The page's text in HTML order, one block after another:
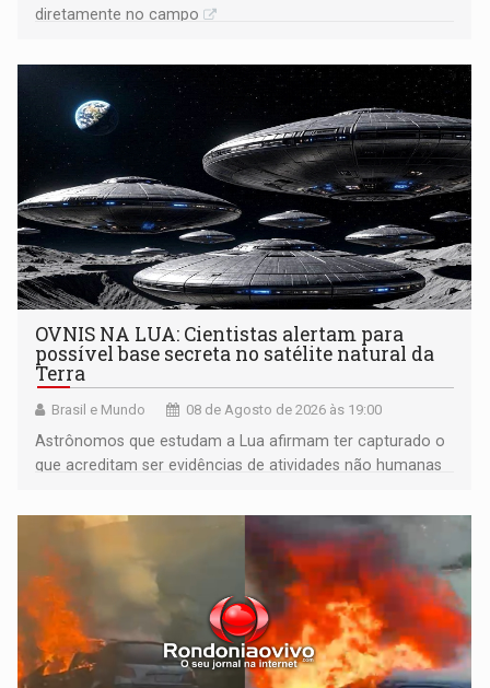
diretamente no campo
OVNIS NA LUA: Cientistas alertam para
possível base secreta no satélite natural da
Terra
Brasil e Mundo 08 de Agosto de 2026 às 19:00
Astrônomos que estudam a Lua afirmam ter capturado o
que acreditam ser evidências de atividades não humanas
órbita